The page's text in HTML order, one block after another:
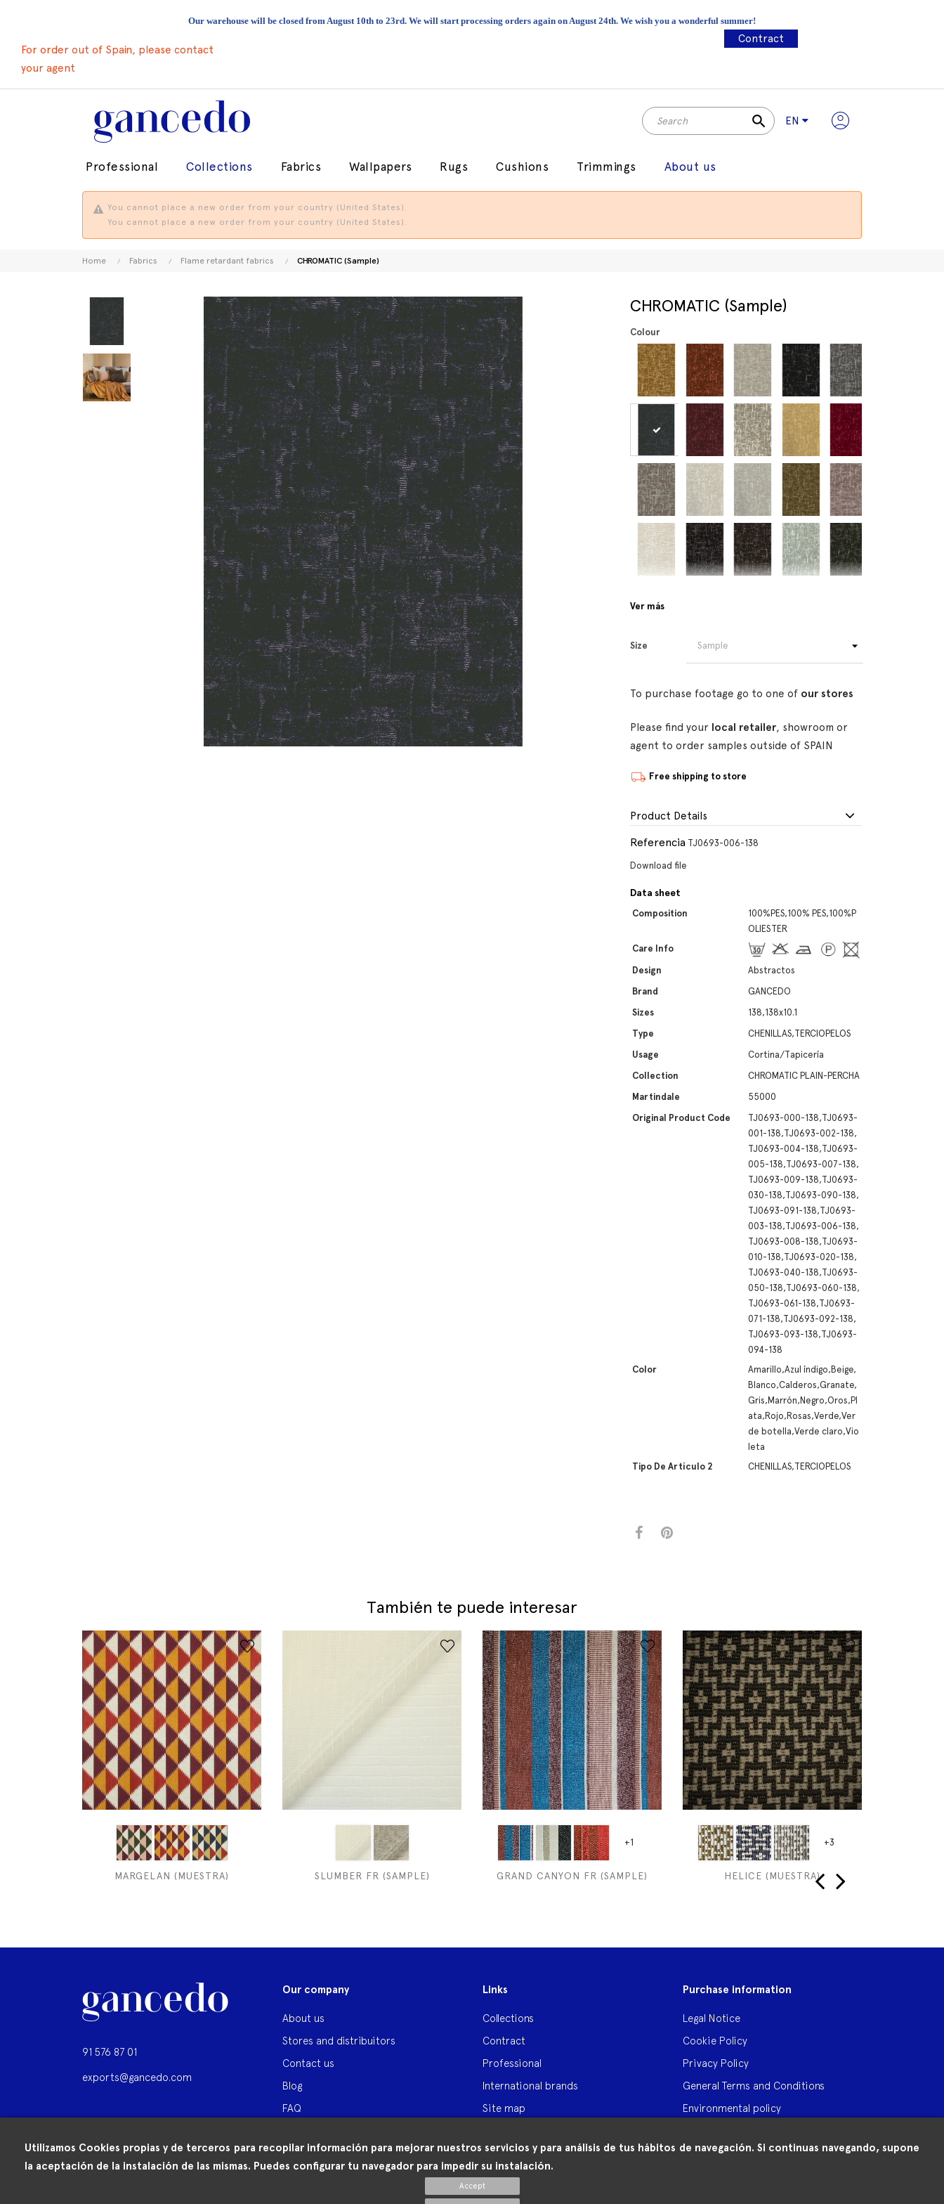
Utilizamos Cookies propias y de terceros para recopilar información para mejorar nuestros servicios y para análisis de tus hábitos de navegación. Si continuas navegando, supone
la aceptación de la instalación de las mismas. Puedes configurar tu navegador para impedir su instalación.
Accept
Our warehouse will be closed from August 10th to 23rd. We will start processing orders again on August 24th. We wish you a wonderful summer!
For order out of Spain, please contact
your agent
Contract
search EN
Professional Collections Fabrics Wallpapers Rugs Cushions Trimmings About us
You cannot place a new order from your country (United States).
You cannot place a new order from your country (United States).
Home Fabrics Flame retardant fabrics CHROMATIC (Sample)
CHROMATIC (Sample)
Colour
Ver más
Size
To purchase footage go to one of our stores
Please find your local retailer, showroom or
agent to order samples outside of SPAIN
Free shipping to store
Product Details
Referencia TJ0693-006-138
Download file
Data sheet
Composition
100%PES,100% PES,100%P
OLIESTER
Care Info
Design
Abstractos
Brand
GANCEDO
Sizes
138,138x10.1
Type
CHENILLAS,TERCIOPELOS
Usage
Cortina/Tapicería
Collection
CHROMATIC PLAIN-PERCHA
Martindale
55000
Original Product Code
TJ0693-000-138,TJ0693-
001-138,TJ0693-002-138,
TJ0693-004-138,TJ0693-
005-138,TJ0693-007-138,
TJ0693-009-138,TJ0693-
030-138,TJ0693-090-138,
TJ0693-091-138,TJ0693-
003-138,TJ0693-006-138,
TJ0693-008-138,TJ0693-
010-138,TJ0693-020-138,
TJ0693-040-138,TJ0693-
050-138,TJ0693-060-138,
TJ0693-061-138,TJ0693-
071-138,TJ0693-092-138,
TJ0693-093-138,TJ0693-
094-138
Color
Amarillo,Azul índigo,Beige,
Blanco,Calderos,Granate,
Gris,Marrón,Negro,Oros,Pl
ata,Rojo,Rosas,Verde,Ver
de botella,Verde claro,Vio
leta
Tipo De Artículo 2
CHENILLAS,TERCIOPELOS
También te puede interesar
MARGELAN (MUESTRA) SLUMBER FR (SAMPLE)
+1
GRAND CANYON FR (SAMPLE)
+3
HELICE (MUESTRA)
91 576 87 01
exports@gancedo.com
Our company
About us
Stores and distribuitors
Contact us
Blog
FAQ
Links
Collections
Contract
Professional
International brands
Site map
Purchase information
Legal Notice
Cookie Policy
Privacy Policy
General Terms and Conditions
Environmental policy